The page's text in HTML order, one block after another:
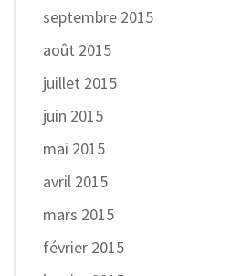
septembre 2015
août 2015
juillet 2015
juin 2015
mai 2015
avril 2015
mars 2015
février 2015